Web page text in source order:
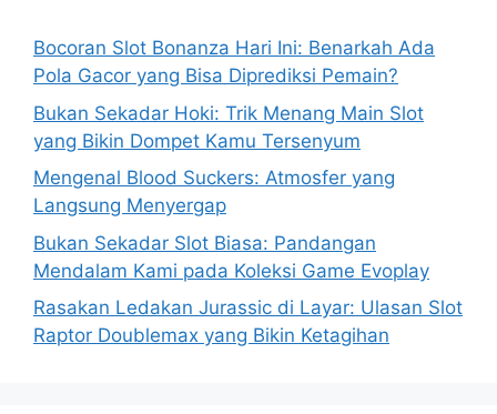
Bocoran Slot Bonanza Hari Ini: Benarkah Ada
Pola Gacor yang Bisa Diprediksi Pemain?
Bukan Sekadar Hoki: Trik Menang Main Slot
yang Bikin Dompet Kamu Tersenyum
Mengenal Blood Suckers: Atmosfer yang
Langsung Menyergap
Bukan Sekadar Slot Biasa: Pandangan
Mendalam Kami pada Koleksi Game Evoplay
Rasakan Ledakan Jurassic di Layar: Ulasan Slot
Raptor Doublemax yang Bikin Ketagihan